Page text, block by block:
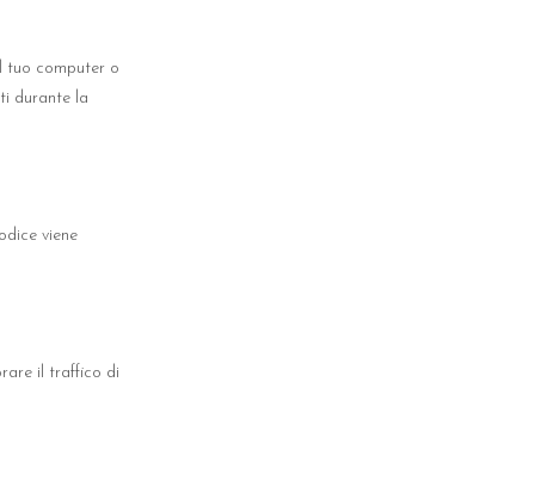
tuo computer o
durante la
viene
il traffico di